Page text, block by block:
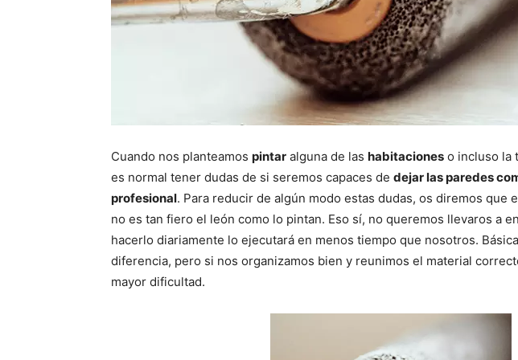
Cuando nos planteamos pintar alguna de las habitaciones o incluso la
es normal tener dudas de si seremos capaces de dejar las paredes
profesional. Para reducir de algún modo estas dudas, os diremos que
no es tan fiero el león como lo pintan. Eso sí, no queremos llevaros a
hacerlo diariamente lo ejecutará en menos tiempo que nosotros.
diferencia, pero si nos organizamos bien y reunimos el material
mayor dificultad.